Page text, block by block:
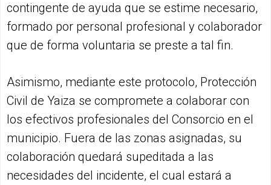
contingente de ayuda que se estime necesario,
formado por personal profesional y colaborador
que de forma voluntaria se preste a tal fin.
Asimismo, mediante este protocolo, Protección
Civil de Yaiza se compromete a colaborar con
los efectivos profesionales del Consorcio en el
municipio. Fuera de las zonas asignadas, su
colaboración quedará supeditada a las
necesidades del incidente, el cual estará a